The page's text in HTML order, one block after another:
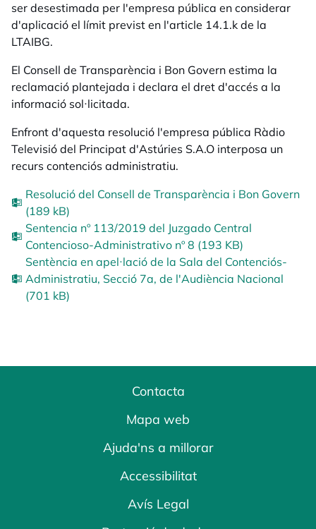
ser desestimada per l'empresa pública en considerar
d'aplicació el límit previst en l'article 14.1.k de la
LTAIBG.
El Consell de Transparència i Bon Govern estima la
reclamació plantejada i declara el dret d'accés a la
informació sol·licitada.
Enfront d'aquesta resolució l'empresa pública Ràdio
Televisió del Principat d'Astúries S.A.O interposa un
recurs contenciós administratiu.
Resolució del Consell de Transparència i Bon Govern
(189 kB)
Sentencia nº 113/2019 del Juzgado Central
Contencioso-Administrativo nº 8 (193 KB)
Sentència en apel·lació de la Sala del Contenciós-
Administratiu, Secció 7a, de l'Audiència Nacional
(701 kB)
Contacta
Mapa web
Ajuda'ns a millorar
Accessibilitat
Avís Legal